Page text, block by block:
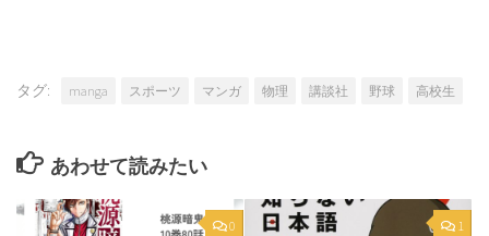
タグ: manga スポーツ マンガ 物理 講談社 野球 高校生
あわせて読みたい
0 1